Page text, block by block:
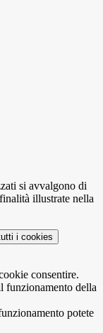
si avvalgono di
illustrate nella
i cookies
consentire.
funzionamento della
potete